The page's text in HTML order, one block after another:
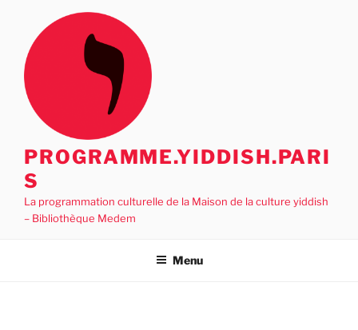
contenu
principal
PROGRAMME.YIDDISH.PARI
S
La programmation culturelle de la Maison de la culture yiddish
– Bibliothèque Medem
Menu